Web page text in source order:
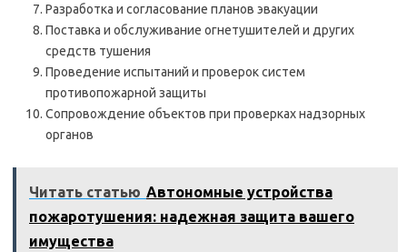
Разработка и согласование планов эвакуации
Поставка и обслуживание огнетушителей и других
средств тушения
Проведение испытаний и проверок систем
противопожарной защиты
Сопровождение объектов при проверках надзорных
органов
Читать статью Автономные устройства
пожаротушения: надежная защита вашего
имущества